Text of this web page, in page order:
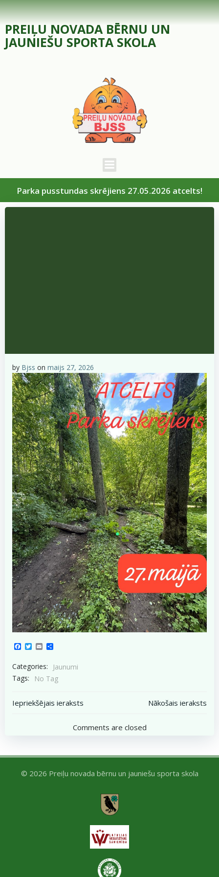
Skip
to
content
PREIĻU NOVADA BĒRNU UN
JAUNIEŠU SPORTA SKOLA
Parka pusstundas skrējiens 27.05.2026 atcelts!
by Bjss on maijs 27, 2026
Facebook
Twitter
Email
Categories:
Jaunumi
Tags:
No Tag
Post
navigation
Iepriekšējais ieraksts
navigation
Nākošais ieraksts
Comments are closed
© 2026 Preiļu novada bērnu un jauniešu sporta skola